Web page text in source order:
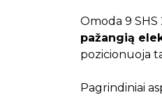
Omoda 9 SHS
pažangią
pozicionuoja
Pagrindiniai